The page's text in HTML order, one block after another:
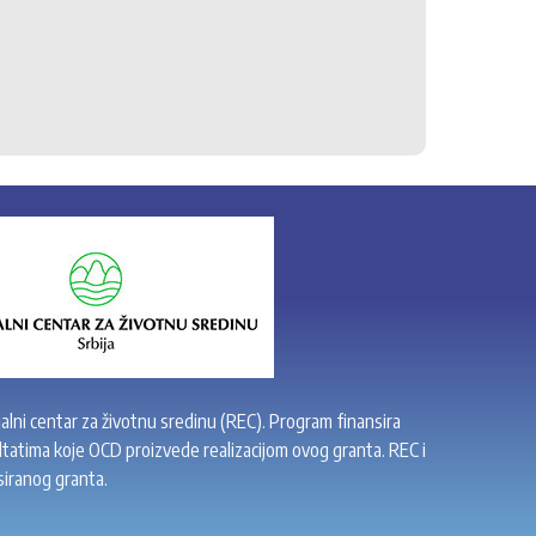
centar za životnu sredinu (REC). Program finansira
koje OCD proizvede realizacijom ovog granta. REC i
granta.